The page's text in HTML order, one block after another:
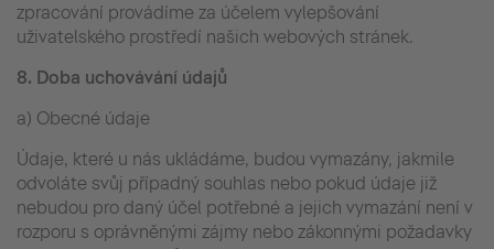
zpracování provádíme za účelem vylepšování
uživatelského prostředí našich webových stránek.
8. Doba uchovávání údajů
a) Obecné údaje
Údaje, které u nás ukládáme, budou vymazány, jakmile
odvoláte svůj případný souhlas nebo pokud údaje již
nebudou pro daný účel potřebné a jejich vymazání není v
rozporu s oprávněnými zájmy nebo zákonnými požadavky